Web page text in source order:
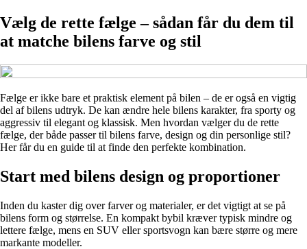
Vælg de rette fælge – sådan får du dem til
at matche bilens farve og stil
Fælge er ikke bare et praktisk element på bilen – de er også en vigtig
del af bilens udtryk. De kan ændre hele bilens karakter, fra sporty og
aggressiv til elegant og klassisk. Men hvordan vælger du de rette
fælge, der både passer til bilens farve, design og din personlige stil?
Her får du en guide til at finde den perfekte kombination.
Start med bilens design og proportioner
Inden du kaster dig over farver og materialer, er det vigtigt at se på
bilens form og størrelse. En kompakt bybil kræver typisk mindre og
lettere fælge, mens en SUV eller sportsvogn kan bære større og mere
markante modeller.